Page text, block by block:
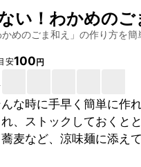
い！わかめのご
めのごま和え 」の作り方を
安100円
な時に手早く簡単に作
、ストックしておくと
麦など、涼味麺に添え